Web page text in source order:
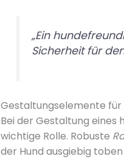
„Ein
Sicherheit für
Gestaltungselemente
Bei der Gestaltung eines
wichtige Rolle. Robuste
der Hund ausgiebig